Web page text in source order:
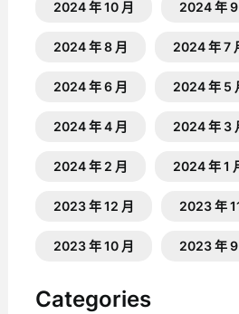
2024 年 10 月 2024 年 9
2024 年 8 月 2024 年 7
2024 年 6 月 2024 年 5
2024 年 4 月 2024 年 3
2024 年 2 月 2024 年 1
2023 年 12 月 2023 年
2023 年 10 月 2023 年 9
Categories